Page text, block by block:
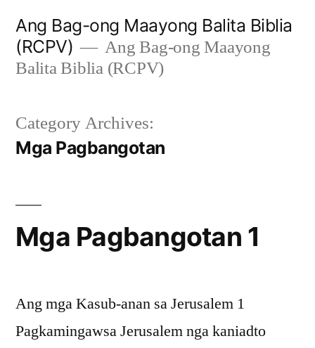
content
Ang Bag-ong Maayong Balita Biblia
(RCPV)
Ang Bag-ong Maayong
Balita Biblia (RCPV)
Category Archives:
Mga Pagbangotan
Mga Pagbangotan 1
Ang mga Kasub-anan sa Jerusalem 1
Pagkamingawsa Jerusalem nga kaniadto